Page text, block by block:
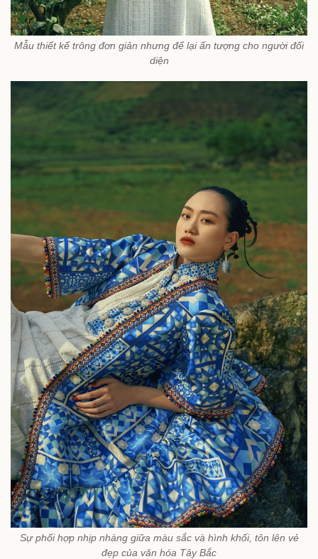
Mẫu thiết kế trông đơn giản nhưng để lại ấn tượng cho người đối
diện
Sự phối hợp nhịp nhàng giữa màu sắc và hình khối, tôn lên vẻ
đẹp của văn hóa Tây Bắc